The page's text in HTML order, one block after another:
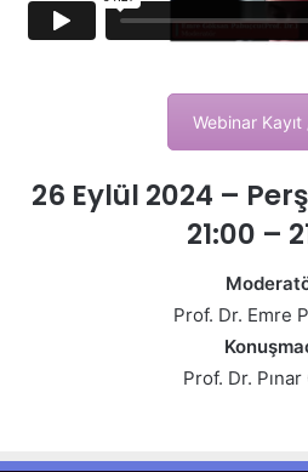
Webinar Kayıt
26 Eylül 2024 –
21:00 –
Prof. Dr. Emre
Prof. Dr. Pınar